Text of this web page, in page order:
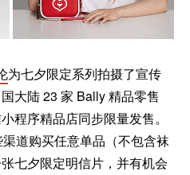
为七夕限定系列拍摄了宣传
大陆 23 家 Bally 精品零售
程序精品店同步限量发售。
道购买任意单品（不包含袜
七夕限定明信片，并有机会